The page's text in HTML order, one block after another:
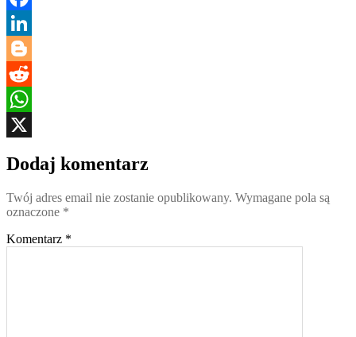
Facebook
LinkedIn
Blogger
Reddit
WhatsApp
Dodaj komentarz
Twój adres email nie zostanie opublikowany. Wymagane pola są
oznaczone *
Komentarz *